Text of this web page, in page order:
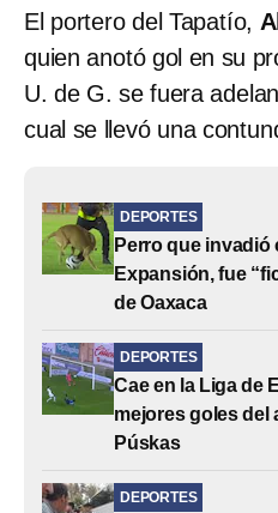
El portero del Tapatío,
quien anotó gol en su
U. de G. se fuera
cual se llevó una
DEPORTES
Perro que invadió
Expansión, fue
de Oaxaca
DEPORTES
Cae en la Liga de
mejores goles del
Púskas
DEPORTES